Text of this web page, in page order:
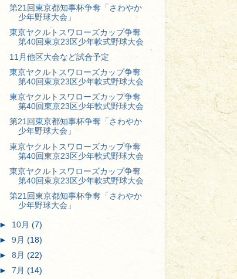
第21回東京都知事杯争奪「さわやか
少年野球大会」
東京ヤクルトスワローズカップ争奪
第40回東京23区少年軟式野球大会
11月他区大会など試合予定
東京ヤクルトスワローズカップ争奪
第40回東京23区少年軟式野球大会
東京ヤクルトスワローズカップ争奪
第40回東京23区少年軟式野球大会
第21回東京都知事杯争奪「さわやか
少年野球大会」
東京ヤクルトスワローズカップ争奪
第40回東京23区少年軟式野球大会
東京ヤクルトスワローズカップ争奪
第40回東京23区少年軟式野球大会
第21回東京都知事杯争奪「さわやか
少年野球大会」
► 10月(7)
►9月(18)
►8月(22)
►7月(14)